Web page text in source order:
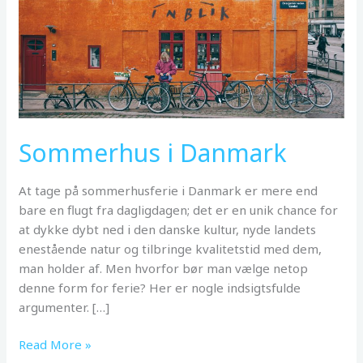
Sommerhus i Danmark
At tage på sommerhusferie i Danmark er mere end
bare en flugt fra dagligdagen; det er en unik chance for
at dykke dybt ned i den danske kultur, nyde landets
enestående natur og tilbringe kvalitetstid med dem,
man holder af. Men hvorfor bør man vælge netop
denne form for ferie? Her er nogle indsigtsfulde
argumenter. […]
Sommerhus
Read More »